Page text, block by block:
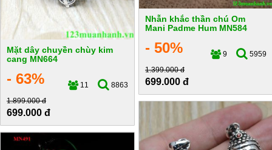
Nhẫn khắc thần chú Om
Mani Padme Hum MN584
- 50% 9
5959
1.399.000 đ
699.000 đ
Mặt dây chuyền chùy kim
cang MN664
- 63% 11
8863
1.899.000 đ
699.000 đ